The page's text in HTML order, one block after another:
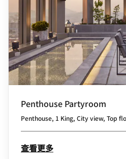
Penthouse Partyroom
Penthouse, 1 King, City view, Top
查看更多